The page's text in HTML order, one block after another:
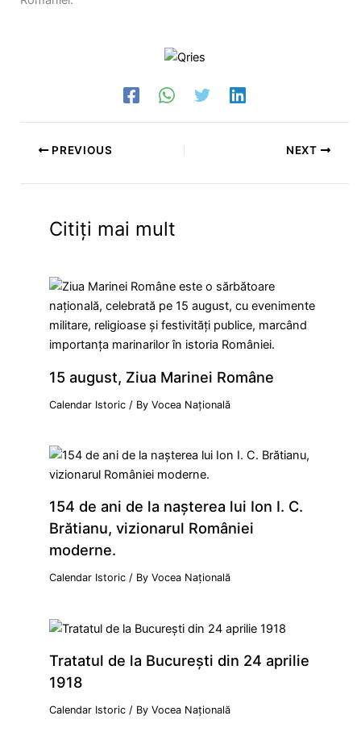
PREVIOUS NEXT
Citiți mai mult
15 august, Ziua Marinei Române
Calendar Istoric / ByVocea Națională
154 de ani de la naşterea lui Ion I. C.
Brătianu, vizionarul României
moderne.
Calendar Istoric / ByVocea Națională
Tratatul de la Bucureşti din 24 aprilie
1918
Calendar Istoric / ByVocea Națională